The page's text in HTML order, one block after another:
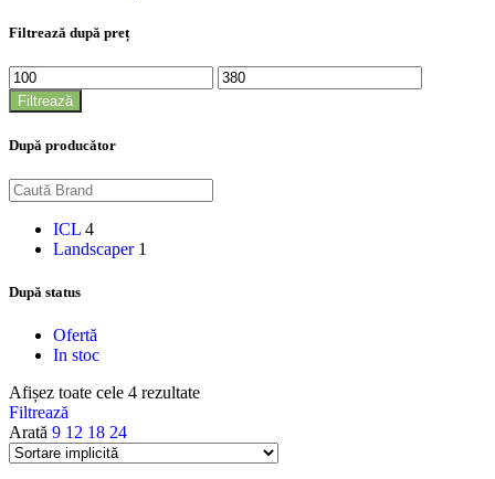
Filtrează după preț
Preț
minim
Preț
maxim
Filtrează
După producător
ICL 4
Landscaper 1
După status
Ofertă
In stoc
Afișez toate cele 4 rezultate
Filtrează
Arată 9 12 18 24